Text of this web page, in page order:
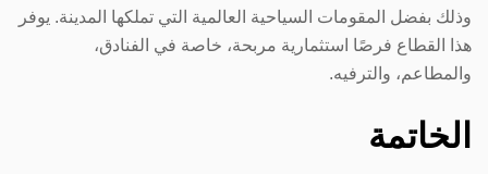
وذلك بفضل المقومات السياحية العالمية التي تملكها المدينة. يوفر
هذا القطاع فرصًا استثمارية مربحة، خاصة في الفنادق،
والمطاعم، والترفيه.
الخاتمة